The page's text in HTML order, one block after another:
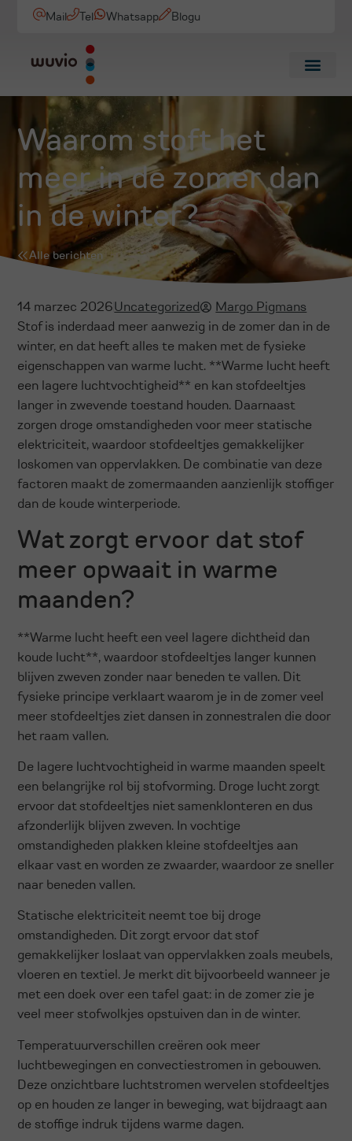
Mail Tel Whatsapp Blogu
Waarom stoft het
meer in de zomer dan
in de winter?
Alle berichten
14 marzec 2026Uncategorized
Margo Pigmans
Stof is inderdaad meer aanwezig in de zomer dan in de
winter, en dat heeft alles te maken met de fysieke
eigenschappen van warme lucht. **Warme lucht heeft
een lagere luchtvochtigheid** en kan stofdeeltjes
langer in zwevende toestand houden. Daarnaast
zorgen droge omstandigheden voor meer statische
elektriciteit, waardoor stofdeeltjes gemakkelijker
loskomen van oppervlakken. De combinatie van deze
factoren maakt de zomermaanden aanzienlijk stoffiger
dan de koude winterperiode.
Wat zorgt ervoor dat stof
meer opwaait in warme
maanden?
**Warme lucht heeft een veel lagere dichtheid dan
koude lucht**, waardoor stofdeeltjes langer kunnen
blijven zweven zonder naar beneden te vallen. Dit
fysieke principe verklaart waarom je in de zomer veel
meer stofdeeltjes ziet dansen in zonnestralen die door
het raam vallen.
De lagere luchtvochtigheid in warme maanden speelt
een belangrijke rol bij stofvorming. Droge lucht zorgt
ervoor dat stofdeeltjes niet samenklonteren en dus
afzonderlijk blijven zweven. In vochtige
omstandigheden plakken kleine stofdeeltjes aan
elkaar vast en worden ze zwaarder, waardoor ze sneller
naar beneden vallen.
Statische elektriciteit neemt toe bij droge
omstandigheden. Dit zorgt ervoor dat stof
gemakkelijker loslaat van oppervlakken zoals meubels,
vloeren en textiel. Je merkt dit bijvoorbeeld wanneer je
met een doek over een tafel gaat: in de zomer zie je
veel meer stofwolkjes opstuiven dan in de winter.
Temperatuurverschillen creëren ook meer
luchtbewegingen en convectiestromen in gebouwen.
Deze onzichtbare luchtstromen wervelen stofdeeltjes
op en houden ze langer in beweging, wat bijdraagt aan
de stoffige indruk tijdens warme dagen.